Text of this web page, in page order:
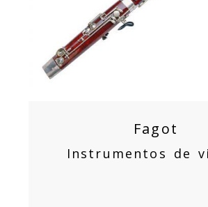
Fagot
Instrumentos de